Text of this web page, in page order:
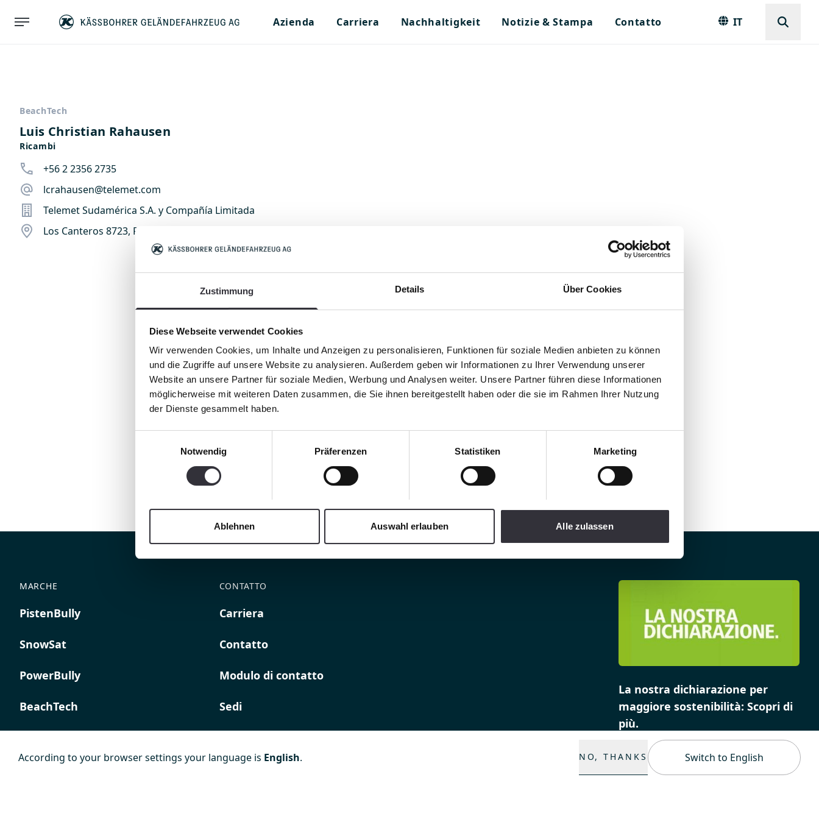
Zustimmung Details Über Cookies
Diese Webseite verwendet Cookies
Wir verwenden Cookies, um Inhalte und Anzeigen zu personalisieren, Funktionen für soziale Medien anbieten zu können
und die Zugriffe auf unsere Website zu analysieren. Außerdem geben wir Informationen zu Ihrer Verwendung unserer
Website an unsere Partner für soziale Medien, Werbung und Analysen weiter. Unsere Partner führen diese Informationen
möglicherweise mit weiteren Daten zusammen, die Sie ihnen bereitgestellt haben oder die sie im Rahmen Ihrer Nutzung
der Dienste gesammelt haben.
Notwendig
Präferenzen Statistiken Marketing
Ablehnen Auswahl erlauben Alle zulassen
Azienda Carriera Nachhaltigkeit Notizie & Stampa Contatto IT
BeachTech
Luis Christian Rahausen
Ricambi
+56 2 2356 2735
lcrahausen@telemet.com
Telemet Sudamérica S.A. y Compañía Limitada
Los Canteros 8723, Parque Industrial La Reina, Santiago de Chile, Cile
MARCHE
PistenBully
SnowSat
PowerBully
BeachTech
K COMPOSITES
CONTATTO
Carriera
Contatto
Modulo di contatto
Sedi
La nostra dichiarazione per
maggiore sostenibilità: Scopri di
più.
According to your browser settings your language is English. NO, THANKS Switch to English